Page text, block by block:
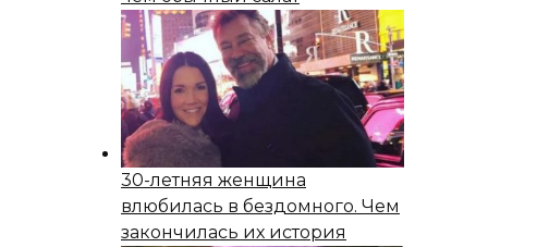
30-летняя женщина
влюбилась в бездомного. Чем
закончилась их история